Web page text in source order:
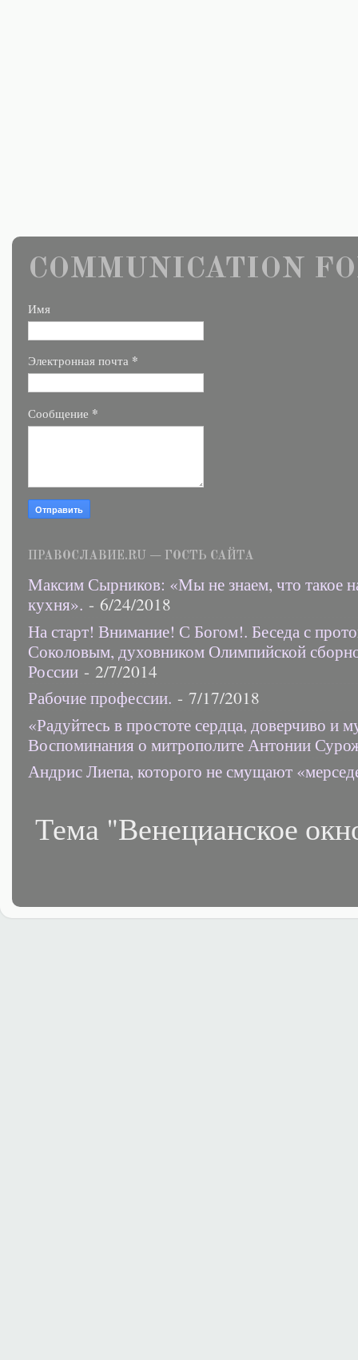
COMMUNICATION
Имя
Электронная почта *
Сообщение *
ПРАВОСЛАВИЕ.RU — ГОСТЬ САЙТА
Максим Сырников: «Мы не знаем, что такое
кухня». - 6/24/2018
На старт! Внимание! С Богом!. Беседа с
Соколовым, духовником Олимпийской
России - 2/7/2014
Рабочие профессии. - 7/17/2018
«Радуйтесь в простоте сердца, доверчиво и
Воспоминания о митрополите Антонии
Андрис Лиепа, которого не смущают
Тема "Венецианское